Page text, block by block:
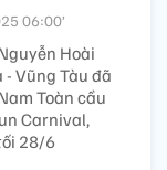
06:00’
Hoài
Vũng Tàu đã
Toàn cầu
Carnival,
28/6